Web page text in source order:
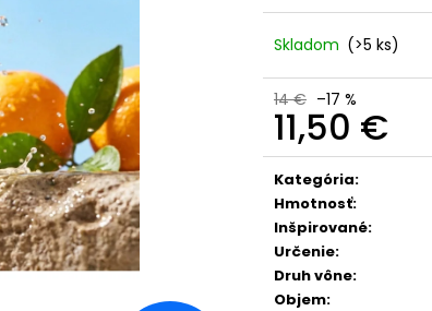
Skladom (>5 ks)
14 € –17 %
11,50 €
Jednotková
cena:
Kategória:
Hmotnosť:
Inšpirované:
Určenie:
Druh vône:
Objem:
FEROMÓNMI PRE MUŽOV 50 ML
Pôvodne:46,80 €
35 €
Pôvodne: